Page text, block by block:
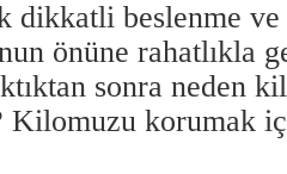
dikkatli beslenme ve
önüne rahatlıkla
sonra neden
Kilomuzu korumak